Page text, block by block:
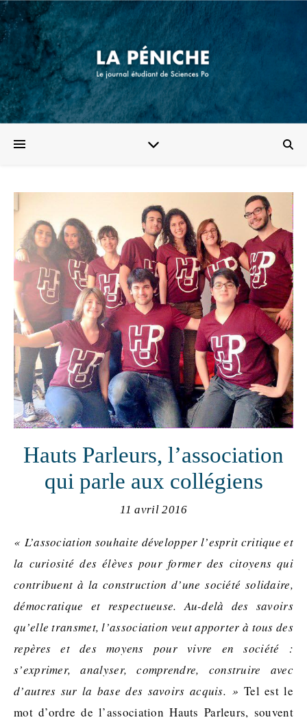
Hauts Parleurs, l’association
qui parle aux collégiens
11 avril 2016
« L’association souhaite développer l’esprit critique et
la curiosité des élèves pour former des citoyens qui
contribuent à la construction d’une société solidaire,
démocratique et respectueuse. Au-delà des savoirs
qu’elle transmet, l’association veut apporter à tous des
repères et des moyens pour vivre en société :
s’exprimer, analyser, comprendre, construire avec
d’autres sur la base des savoirs acquis. » Tel est le
mot d’ordre de l’association Hauts Parleurs, souvent